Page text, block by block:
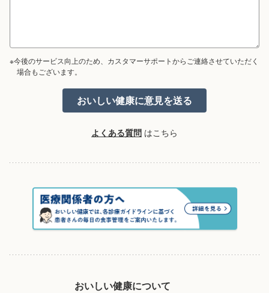
※今後のサービス向上のため、カスタマーサポートからご連絡させていただく
場合もございます。
よくある質問 はこちら
おいしい健康について